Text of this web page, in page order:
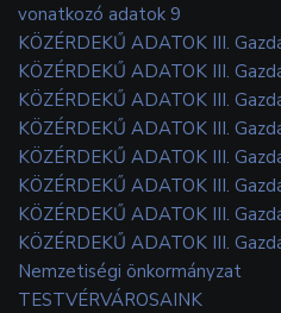
vonatkozó adatok 9
KÖZÉRDEKŰ ADATOK III.
KÖZÉRDEKŰ ADATOK III.
KÖZÉRDEKŰ ADATOK III.
KÖZÉRDEKŰ ADATOK III.
KÖZÉRDEKŰ ADATOK III.
KÖZÉRDEKŰ ADATOK III.
KÖZÉRDEKŰ ADATOK III.
KÖZÉRDEKŰ ADATOK III.
Nemzetiségi önkormányzat
TESTVÉRVÁROSAINK